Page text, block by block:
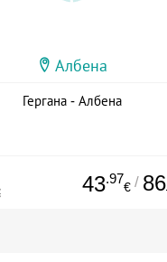
Албена
Гергана - Албена
43.97
€ / 86